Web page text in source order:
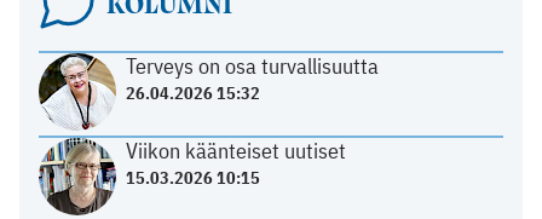
Terveys on osa turvallisuutta
26.04.2026 15:32
Viikon käänteiset uutiset
15.03.2026 10:15